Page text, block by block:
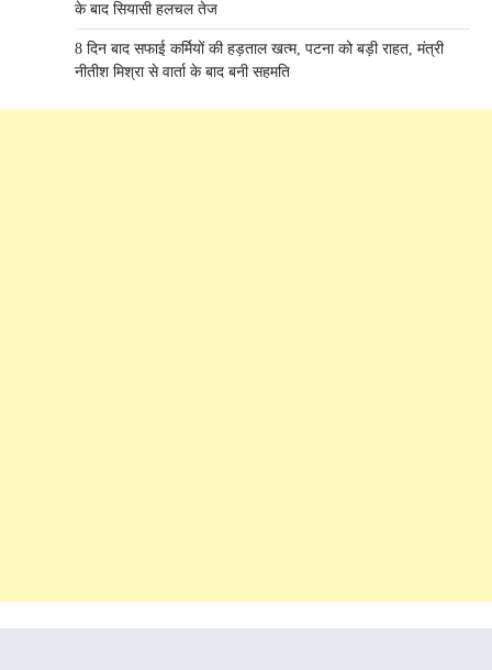
के बाद सियासी हलचल तेज
8 दिन बाद सफाई कर्मियों की हड़ताल खत्म, पटना को बड़ी राहत, मंत्री
नीतीश मिश्रा से वार्ता के बाद बनी सहमति